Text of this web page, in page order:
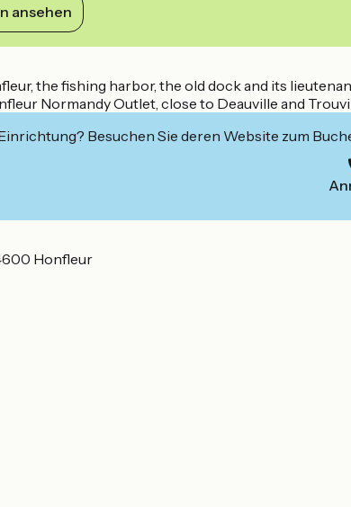
ansehen
the fishing harbor, the old dock and its
Normandy Outlet, close to Deauville and
Besuchen Sie deren Website zum
Honfleur